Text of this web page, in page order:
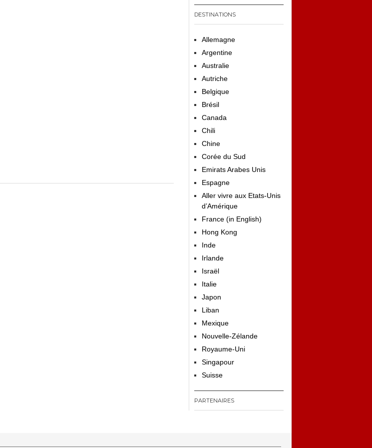
DESTINATIONS
Allemagne
Argentine
Australie
Autriche
Belgique
Brésil
Canada
Chili
Chine
Corée du Sud
Emirats Arabes Unis
Espagne
Aller vivre aux Etats-Unis
d’Amérique
France (in English)
Hong Kong
Inde
Irlande
Israël
Italie
Japon
Liban
Mexique
Nouvelle-Zélande
Royaume-Uni
Singapour
Suisse
PARTENAIRES